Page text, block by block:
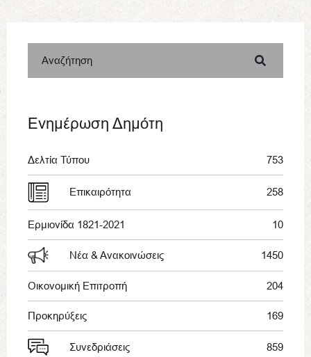
Αναζήτηση
Ενημέρωση Δημότη
Δελτία Τύπου 753
Επικαιρότητα 258
Ερμιονίδα 1821-2021 10
Νέα & Ανακοινώσεις 1450
Οικονομική Επιτροπή 204
Προκηρύξεις 169
Συνεδριάσεις 859